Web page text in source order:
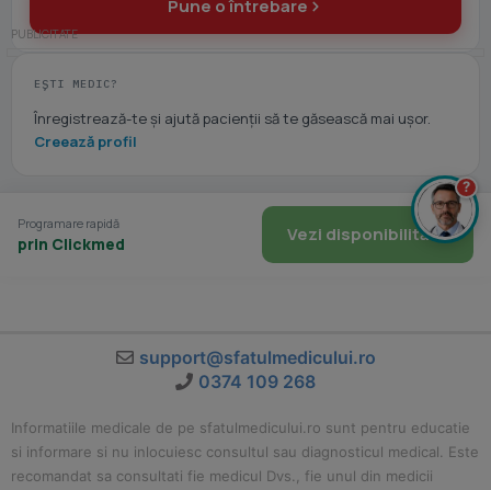
Pune o întrebare
EȘTI MEDIC?
Înregistrează-te și ajută pacienții să te găsească mai ușor.
Creează profil
Programare rapidă
prin Clickmed Vezi disponibilitate
support@sfatulmedicului.ro
0374 109 268
Informatiile medicale de pe sfatulmedicului.ro sunt pentru educatie
si informare si nu inlocuiesc consultul sau diagnosticul medical. Este
recomandat sa consultati fie medicul Dvs., fie unul din medicii
?